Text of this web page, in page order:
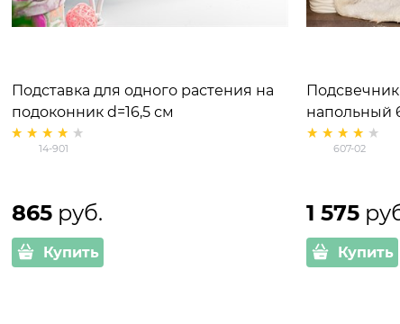
Подставка для одного растения на
подоконник d=16,5 см
14-901
865 руб.
Купить
напольный
607-02
1 575
Купить